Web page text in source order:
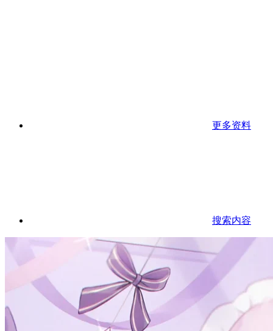
更多资料
搜索内容